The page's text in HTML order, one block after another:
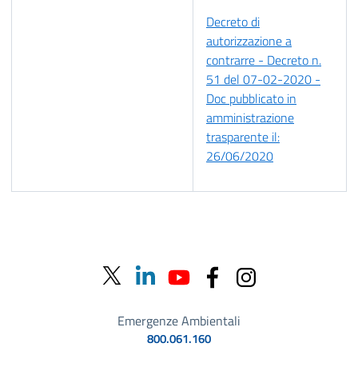
Decreto di
autorizzazione a
contrarre - Decreto n.
51 del 07-02-2020 -
Doc pubblicato in
amministrazione
trasparente il:
26/06/2020
Emergenze Ambientali
800.061.160